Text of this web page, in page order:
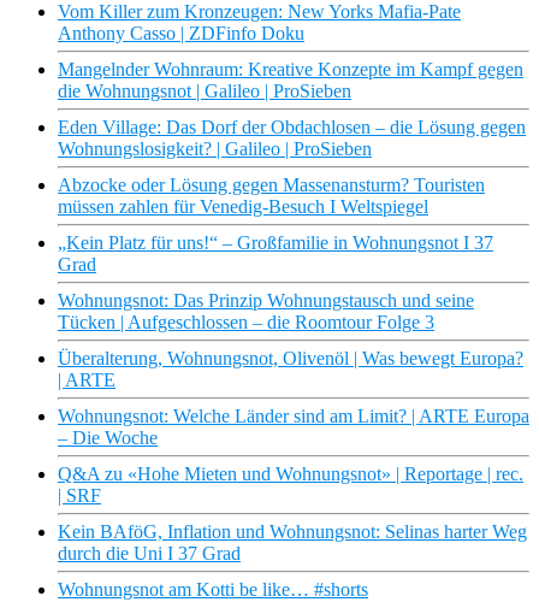
Vom Killer zum Kronzeugen: New Yorks Mafia-Pate
Anthony Casso | ZDFinfo Doku
Mangelnder Wohnraum: Kreative Konzepte im Kampf gegen
die Wohnungsnot | Galileo | ProSieben
Eden Village: Das Dorf der Obdachlosen – die Lösung gegen
Wohnungslosigkeit? | Galileo | ProSieben
Abzocke oder Lösung gegen Massenansturm? Touristen
müssen zahlen für Venedig-Besuch I Weltspiegel
„Kein Platz für uns!“ – Großfamilie in Wohnungsnot I 37
Grad
Wohnungsnot: Das Prinzip Wohnungstausch und seine
Tücken | Aufgeschlossen – die Roomtour Folge 3
Überalterung, Wohnungsnot, Olivenöl | Was bewegt Europa?
| ARTE
Wohnungsnot: Welche Länder sind am Limit? | ARTE Europa
– Die Woche
Q&A zu «Hohe Mieten und Wohnungsnot» | Reportage | rec.
| SRF
Kein BAföG, Inflation und Wohnungsnot: Selinas harter Weg
durch die Uni I 37 Grad
Wohnungsnot am Kotti be like… #shorts